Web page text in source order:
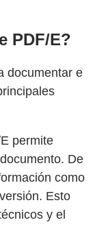
PDF/E?
documentar e
permite
De
como
Esto
y el